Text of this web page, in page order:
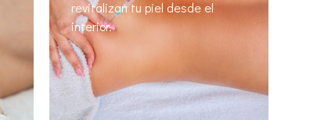
revitalizan tu piel desde el
interior.